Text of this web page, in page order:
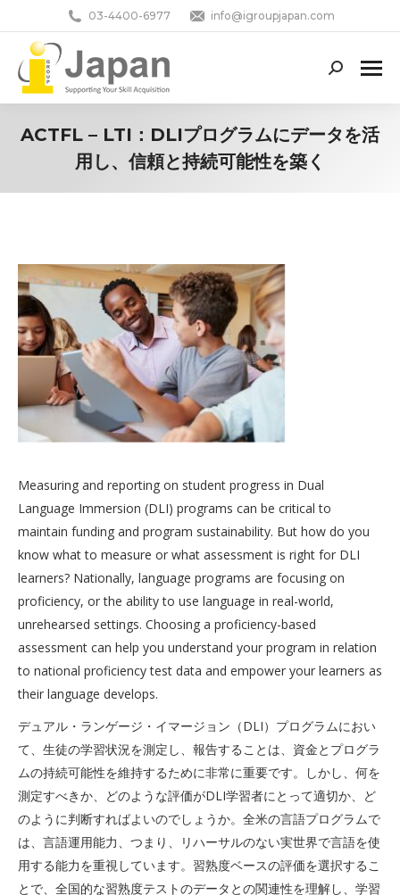
03-4400-6977 info@igroupjapan.com
Search:
ACTFL – LTI：DLIプログラムにデータを活
用し、信頼と持続可能性を築く
Measuring and reporting on student progress in Dual
Language Immersion (DLI) programs can be critical to
maintain funding and program sustainability. But how do you
know what to measure or what assessment is right for DLI
learners? Nationally, language programs are focusing on
proficiency, or the ability to use language in real-world,
unrehearsed settings. Choosing a proficiency-based
assessment can help you understand your program in relation
to national proficiency test data and empower your learners as
their language develops.
デュアル・ランゲージ・イマージョン（DLI）プログラムにおい
て、生徒の学習状況を測定し、報告することは、資金とプログラ
ムの持続可能性を維持するために非常に重要です。しかし、何を
測定すべきか、どのような評価がDLI学習者にとって適切か、ど
のように判断すればよいのでしょうか。全米の言語プログラムで
は、言語運用能力、つまり、リハーサルのない実世界で言語を使
用する能力を重視しています。習熟度ベースの評価を選択するこ
とで、全国的な習熟度テストのデータとの関連性を理解し、学習